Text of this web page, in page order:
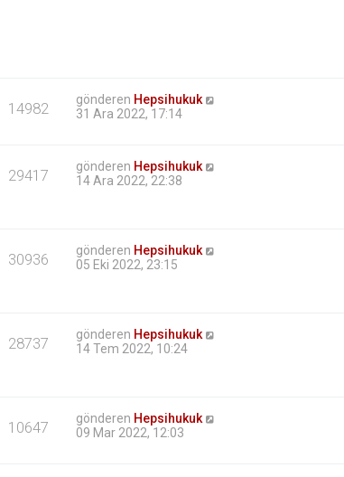
14982 gönderen Hepsihukuk
31 Ara 2022, 17:14
29417 gönderen Hepsihukuk
14 Ara 2022, 22:38
30936 gönderen Hepsihukuk
05 Eki 2022, 23:15
28737 gönderen Hepsihukuk
14 Tem 2022, 10:24
10647 gönderen Hepsihukuk
09 Mar 2022, 12:03